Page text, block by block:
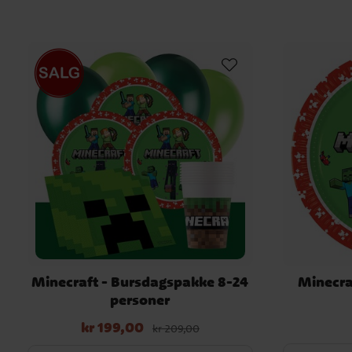
Minecraft - Bursdagspakke 8-24
personer
Nåværende pris :kr 199,00Opprinnelig
pris:kr 209,00
kr 199,00 kr 209,00